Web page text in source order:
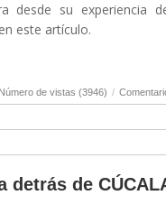
desde su experiencia
este artículo.
Número de vistas (3946) /
detrás de